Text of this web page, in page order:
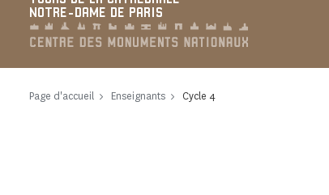
NOTRE-DAME DE PARIS
Page d'accueil Enseignants Cycle 4